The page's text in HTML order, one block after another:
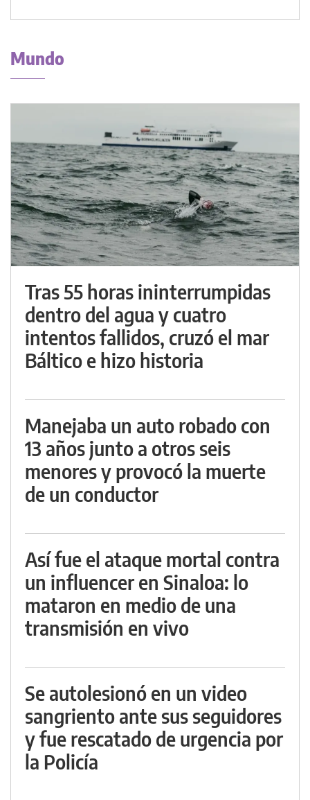
Mundo
Tras 55 horas ininterrumpidas
dentro del agua y cuatro
intentos fallidos, cruzó el mar
Báltico e hizo historia
Manejaba un auto robado con
13 años junto a otros seis
menores y provocó la muerte
de un conductor
Así fue el ataque mortal contra
un influencer en Sinaloa: lo
mataron en medio de una
transmisión en vivo
Se autolesionó en un video
sangriento ante sus seguidores
y fue rescatado de urgencia por
la Policía